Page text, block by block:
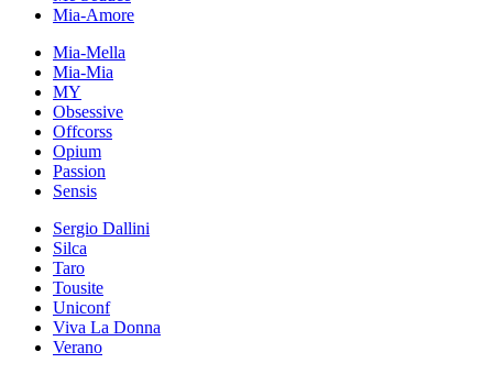
Mia-Amore
Mia-Mella
Mia-Mia
MY
Obsessive
Offcorss
Opium
Passion
Sensis
Sergio Dallini
Silca
Taro
Tousite
Uniconf
Viva La Donna
Verano